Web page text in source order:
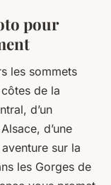
pour
les sommets
de la
d’un
d’une
sur la
les Gorges de